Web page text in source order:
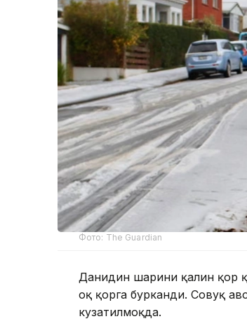
Фото: The Guardian
Данидин шаҳрини қалин қор
оқ қорга бурканди. Совуқ
кузатилмоқда.